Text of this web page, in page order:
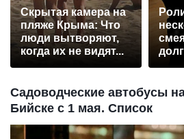
Скрытая камера на
пляже Крыма: Что
люди вытворяют,
когда их не видят...
Садоводческие автобусы
Бийске с 1 мая. Список